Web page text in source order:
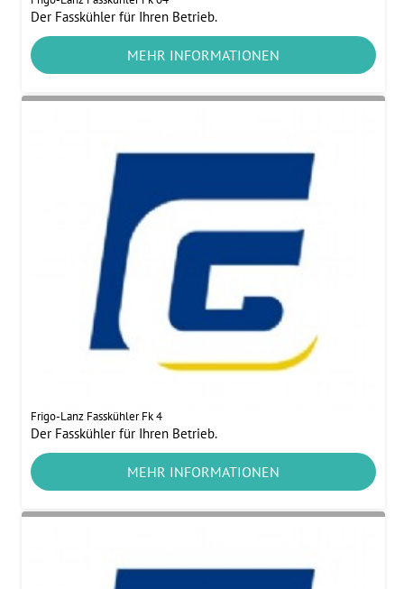
Der Fasskühler für Ihren Betrieb.
MEHR INFORMATIONEN
Frigo-Lanz Fasskühler Fk 4
Der Fasskühler für Ihren Betrieb.
MEHR INFORMATIONEN